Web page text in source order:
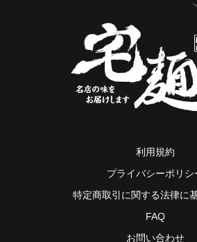
利用規約
プライバシーポリシ
特定商取引に関する法律に
FAQ
お問い合わせ